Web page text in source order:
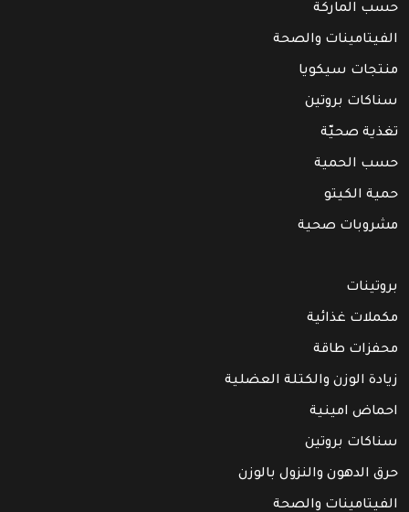
حسب الماركة
الفيتامينات والصحة
منتجات سيكويا
سناكات بروتين
تغذية صحيّة
حسب الحمية
حمية الكيتو
مشروبات صحية
بروتينات
مكملات غذائية
محفزات طاقة
زيادة الوزن والكتلة العضلية
احماض امينية
سناكات بروتين
حرق الدهون والنزول بالوزن
الفيتامينات والصحة